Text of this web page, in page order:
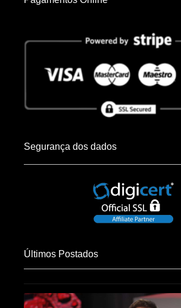
Segurança dos dados
Últimos Postados